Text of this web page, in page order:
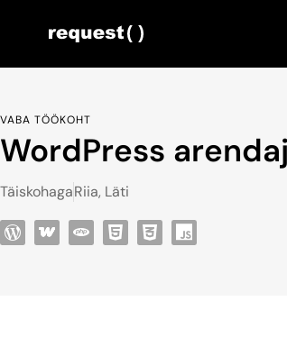
VABA TÖÖKOHT
WordPress
TäiskohagaRiia, Läti